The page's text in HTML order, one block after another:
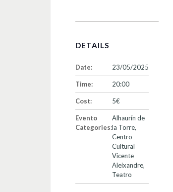
DETAILS
Date: 23/05/2025
Time: 20:00
Cost: 5€
Evento
Categories:
Alhaurín de
la Torre,
Centro
Cultural
Vicente
Aleixandre,
Teatro